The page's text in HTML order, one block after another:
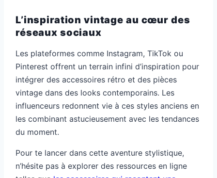
L’inspiration vintage au cœur des
réseaux sociaux
Les plateformes comme Instagram, TikTok ou
Pinterest offrent un terrain infini d’inspiration pour
intégrer des accessoires rétro et des pièces
vintage dans des looks contemporains. Les
influenceurs redonnent vie à ces styles anciens en
les combinant astucieusement avec les tendances
du moment.
Pour te lancer dans cette aventure stylistique,
n’hésite pas à explorer des ressources en ligne